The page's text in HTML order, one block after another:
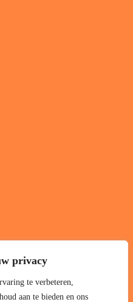
privacy
te verbeteren,
aan te bieden en ons